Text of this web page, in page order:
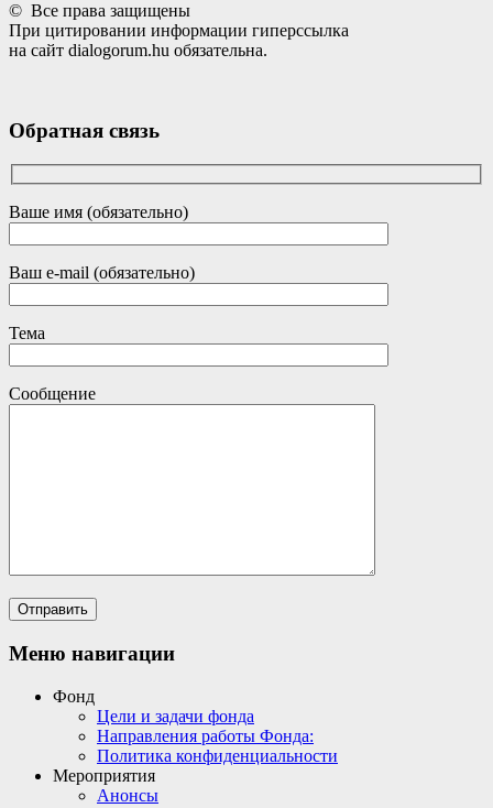
© Все права защищены
При цитировании информации гиперссылка
на сайт dialogorum.hu обязательна.
Обратная связь
Ваше имя (обязательно)
Ваш e-mail (обязательно)
Тема
Сообщение
Меню навигации
Фонд
Цели и задачи фонда
Направления работы Фонда:
Политика конфиденциальности
Мероприятия
Анонсы